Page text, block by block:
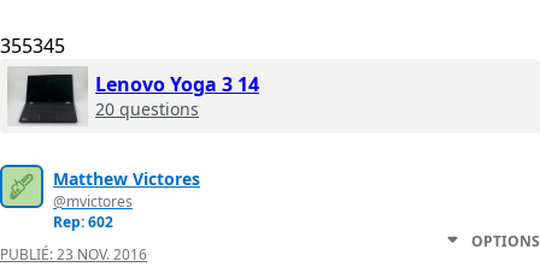
355345
Lenovo Yoga 3 14
20 questions
Matthew Victores
@mvictores
Rep: 602
PUBLIÉ:23 NOV. 2016
OPTIONS